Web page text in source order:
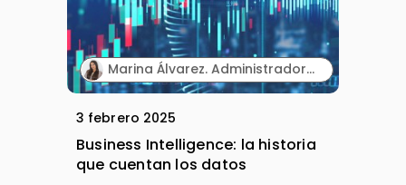
Marina Álvarez. Administradora de CRM y Business Analyst en departamentos de efectividad comercial e IT en entornos internacionales.
3 febrero 2025
Business Intelligence: la historia
que cuentan los datos